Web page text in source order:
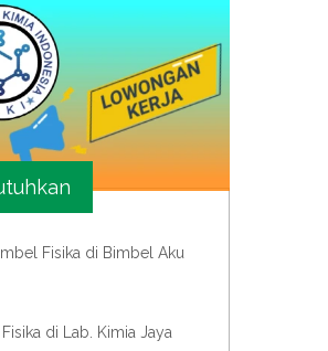
Fisika di Bimbel Aku
di Lab. Kimia Jaya